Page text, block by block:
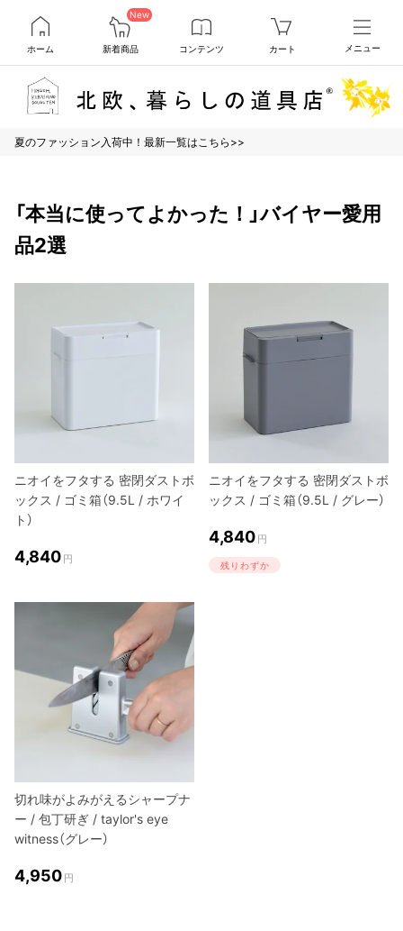
ホーム
New
新着商品 コンテンツ カート メニュー
夏のファッション入荷中！最新一覧はこちら>>
「本当に使ってよかった！」バイヤー愛用
品2選
ニオイをフタする 密閉ダストボ
ックス / ゴミ箱（9.5L / ホワイ
ト）
4,840 円
ニオイをフタする 密閉ダストボ
ックス / ゴミ箱（9.5L / グレー）
4,840 円
残りわずか
切れ味がよみがえるシャープナ
ー / 包丁研ぎ / taylor's eye
witness（グレー）
4,950 円